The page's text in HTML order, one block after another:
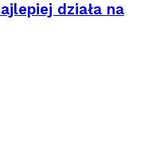
działa na